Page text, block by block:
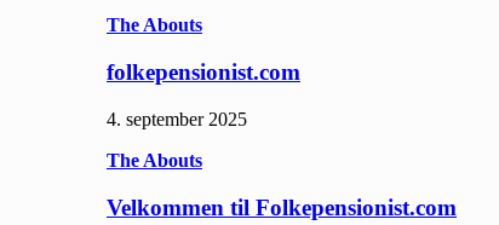
The Abouts
folkepensionist.com
4. september 2025
The Abouts
Velkommen til Folkepensionist.com